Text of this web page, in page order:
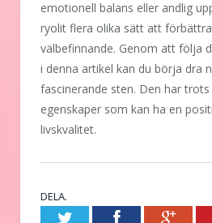
emotionell balans eller andlig
ryolit flera olika sätt att
välbefinnande. Genom att följa
i denna artikel kan du börja dra
fascinerande sten. Den har
egenskaper som kan ha en
livskvalitet.
DELA.
TwitterFacebook